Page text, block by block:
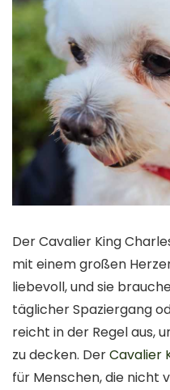
Der Cavalier King
mit einem großen
liebevoll, und sie
täglicher Spaziergang
reicht in der Regel aus,
zu decken. DerCavalier
für Menschen, die nicht